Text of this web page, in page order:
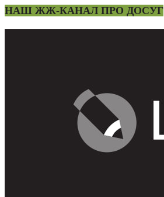
НАШ ЖЖ-КАНАЛ ПРО ДОСУГ